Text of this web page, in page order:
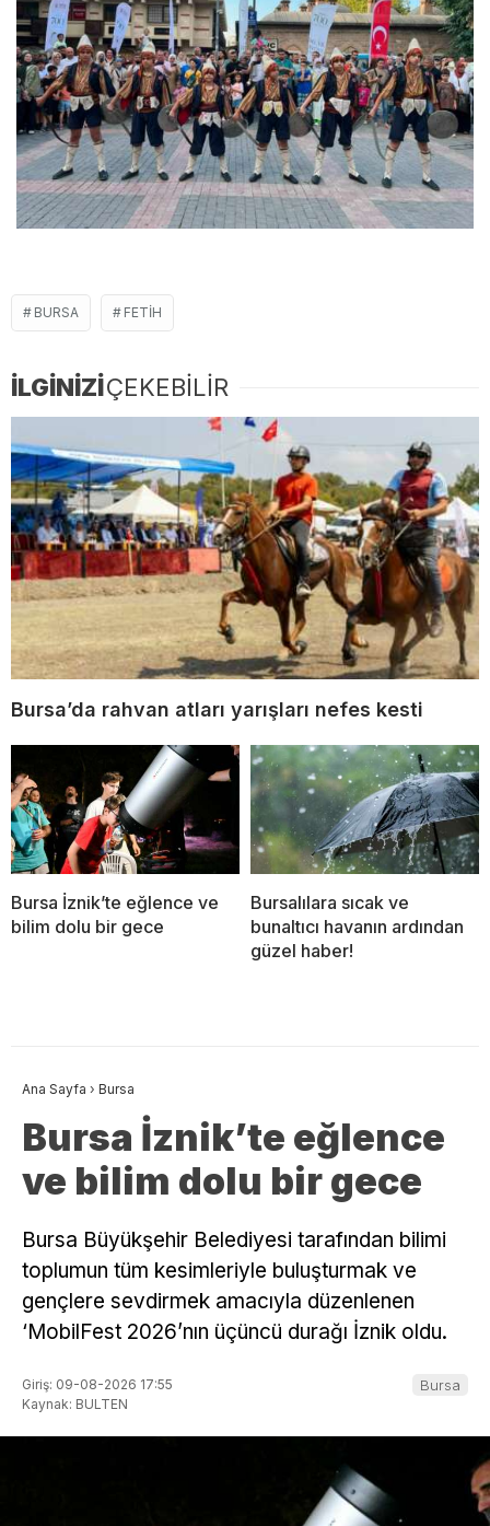
BURSA FETIH
İLGİNİZİÇEKEBİLİR
Bursa’da rahvan atları yarışları nefes kesti
Bursa İznik’te eğlence ve
bilim dolu bir gece
Bursalılara sıcak ve
bunaltıcı havanın ardından
güzel haber!
Ana Sayfa › Bursa
Bursa İznik’te eğlence
ve bilim dolu bir gece
Bursa Büyükşehir Belediyesi tarafından bilimi
toplumun tüm kesimleriyle buluşturmak ve
gençlere sevdirmek amacıyla düzenlenen
‘MobilFest 2026’nın üçüncü durağı İznik oldu.
Giriş: 09-08-2026 17:55
Kaynak: BULTEN
Bursa